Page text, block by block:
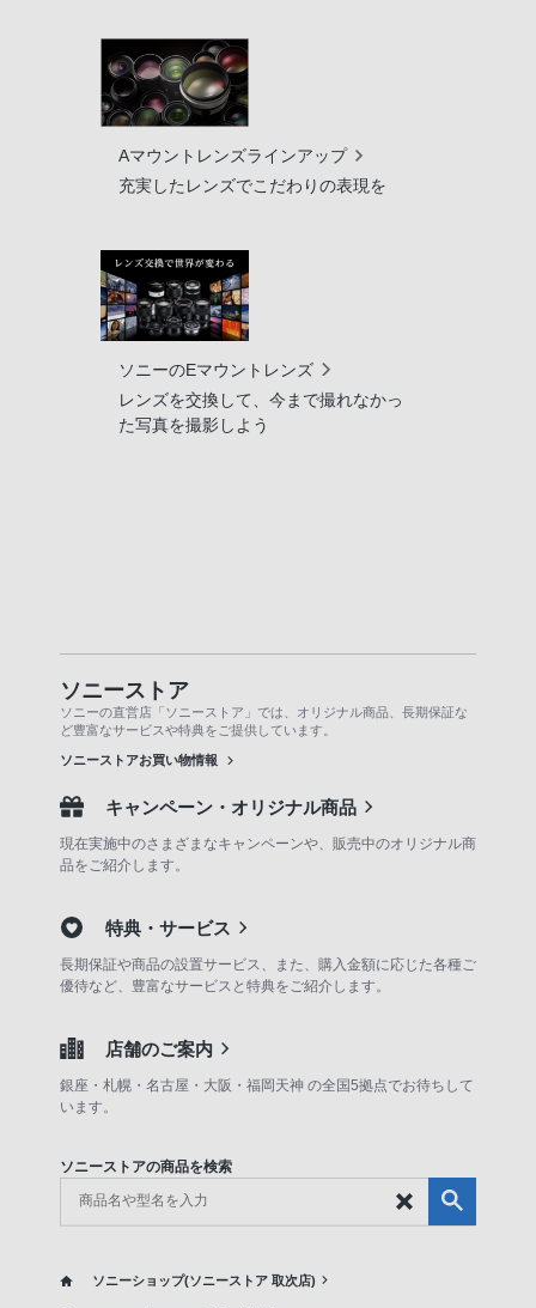
Aマウントレンズラインアップ
充実したレンズでこだわりの表現を
ソニーのEマウントレンズ
レンズを交換して、今まで撮れなかっ
た写真を撮影しよう
ソニーストア
ソニーの直営店「ソニーストア」では、オリジナル商品、長期保証な
ど豊富なサービスや特典をご提供しています。
ソニーストアお買い物情報
キャンペーン・オリジナル商品
現在実施中のさまざまなキャンペーンや、販売中のオリジナル商
品をご紹介します。
特典・サービス
長期保証や商品の設置サービス、また、購入金額に応じた各種ご
優待など、豊富なサービスと特典をご紹介します。
店舗のご案内
銀座・札幌・名古屋・大阪・福岡天神 の全国5拠点でお待ちして
います。
ソニーストアの商品を検索
ソニーショップ(ソニーストア 取次店)